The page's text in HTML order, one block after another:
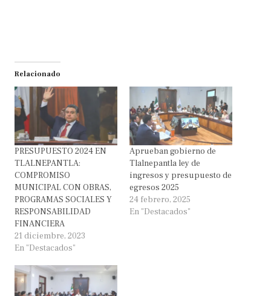
Relacionado
PRESUPUESTO 2024 EN
TLALNEPANTLA:
COMPROMISO
MUNICIPAL CON OBRAS,
PROGRAMAS SOCIALES Y
RESPONSABILIDAD
FINANCIERA
21 diciembre, 2023
En "Destacados"
Aprueban gobierno de
Tlalnepantla ley de
ingresos y presupuesto de
egresos 2025
24 febrero, 2025
En "Destacados"